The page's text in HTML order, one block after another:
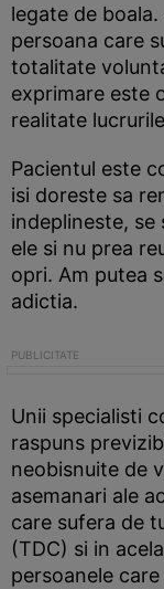
legate de
persoana care
totalitate
exprimare este
realitate
Pacientul este
isi doreste sa
indeplineste,
ele si nu prea
opri. Am putea
adictia.
Unii specialisti
raspuns
neobisnuite de
asemanari ale
care sufera de
(TDC) si in
persoanele